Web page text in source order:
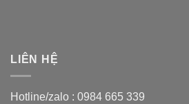
LIÊN HỆ
Hotline/zalo : 0984 665 339